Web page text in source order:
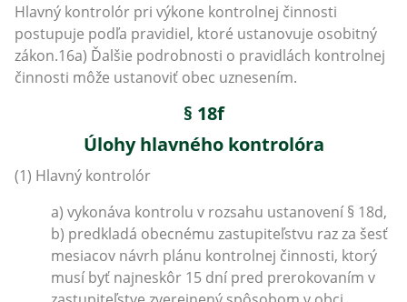
Hlavný kontrolór pri výkone kontrolnej činnosti
postupuje podľa pravidiel, ktoré ustanovuje osobitný
zákon.16a) Ďalšie podrobnosti o pravidlách kontrolnej
činnosti môže ustanoviť obec uznesením.
§ 18f
Úlohy hlavného kontrolóra
(1) Hlavný kontrolór
a) vykonáva kontrolu v rozsahu ustanovení § 18d,
b) predkladá obecnému zastupiteľstvu raz za šesť
mesiacov návrh plánu kontrolnej činnosti, ktorý
musí byť najneskôr 15 dní pred prerokovaním v